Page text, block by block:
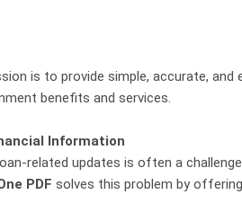
is to provide simple, accurate, and
benefits and services.
Information
related updates is often a
PDF solves this problem by